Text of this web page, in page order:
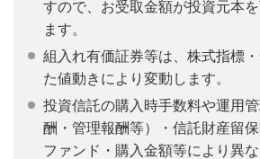
すので、お受取金額が投資元本
ます。
組入れ有価証券等は、株式指標
た値動きにより変動します。
投資信託の購入時手数料や運用
酬・管理報酬等）・信託財産留
ファンド・購入金額等により異